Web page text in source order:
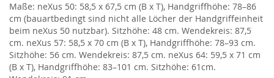
Maße: neXus 50: 58,5 x 67,5 cm (B x T), Handgriffhöhe: 78–86
cm (bauartbedingt sind nicht alle Löcher der Handgriffeinheit
beim neXus 50 nutzbar). Sitzhöhe: 48 cm. Wendekreis: 87,5
cm. neXus 57: 58,5 x 70 cm (B x T), Handgriffhöhe: 78–93 cm.
Sitzhöhe: 56 cm. Wendekreis: 87,5 cm. neXus 64: 59,5 x 71 cm
(B x T), Handgriffhöhe: 83–101 cm. Sitzhöhe: 61cm.